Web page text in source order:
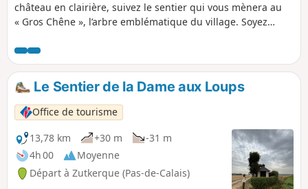
château en clairière, suivez le sentier qui vous mènera au
« Gros Chêne », l’arbre emblématique du village. Soyez
quelques secrets à vous confier…
Le Sentier de la Dame aux Loups
Office de tourisme
13,78 km
+30 m
-31 m
4h 00
Moyenne
Départ à Zutkerque (Pas-de-Calais)